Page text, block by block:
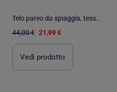
Telo pareo da spiaggia, tessuto in rilievo, fouta - Gamusi.
44,00 € 21,99 €
Vedi prodotto